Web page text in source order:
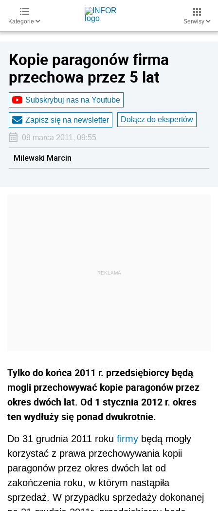
Kategorie Serwisy
Kopie paragonów firma
przechowa przez 5 lat
Subskrybuj nas na Youtube
Zapisz się na newsletter Dołącz do ekspertów
09 marca 2011, 09:55
Milewski Marcin
Tylko do końca 2011 r. przedsiębiorcy będą
mogli przechowywać kopie paragonów przez
okres dwóch lat. Od 1 stycznia 2012 r. okres
ten wydłuży się ponad dwukrotnie.
Do 31 grudnia 2011 roku firmy będą mogły
korzystać z prawa przechowywania kopii
paragonów przez okres dwóch lat od
zakończenia roku, w którym nastąpiła
sprzedaż. W przypadku sprzedaży dokonanej